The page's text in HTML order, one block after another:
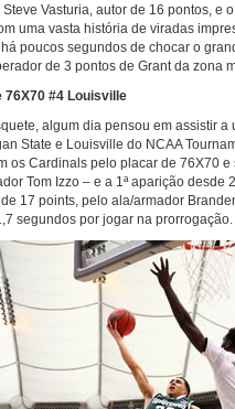
Vasturia, autor de 16 pontos, e
uma vasta história de viradas
poucos segundos de chocar o
de 3 pontos de Grant da zona
76X70 #4 Louisville
algum dia pensou em assistir
State e Louisville do NCAA
os Cardinals pelo placar de 76X70
Tom Izzo – e a 1ª aparição
17 points, pelo ala/armador
segundos por jogar na prorrogação.